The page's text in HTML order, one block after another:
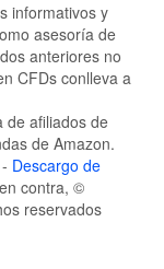
informativos y
asesoría de
anteriores no
CFDs conlleva a
de afiliados de
de Amazon.
- Descargo de
contra, ©
reservados